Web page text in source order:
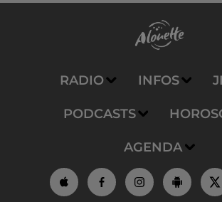
RADIO INFOS
PODCASTS
AGENDA